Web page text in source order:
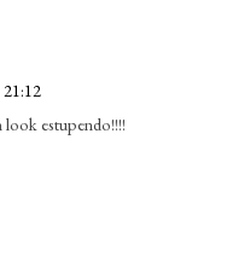
look estupendo!!!!